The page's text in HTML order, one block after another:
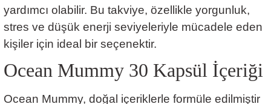
yardımcı olabilir. Bu takviye, özellikle yorgunluk,
stres ve düşük enerji seviyeleriyle mücadele eden
kişiler için ideal bir seçenektir.
Ocean Mummy 30 Kapsül İçeriği
Ocean Mummy, doğal içeriklerle formüle edilmiştir